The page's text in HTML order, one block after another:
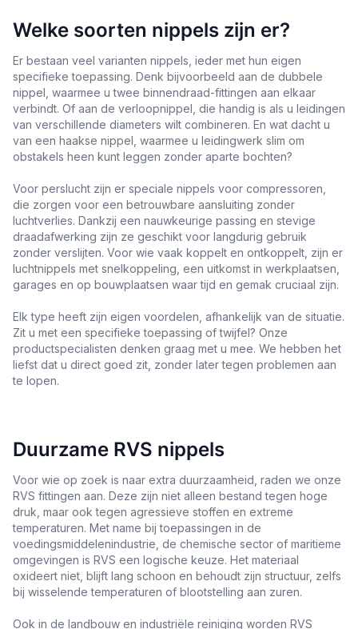
Welke soorten nippels zijn er?
Er bestaan veel varianten nippels, ieder met hun eigen
specifieke toepassing. Denk bijvoorbeeld aan de dubbele
nippel, waarmee u twee binnendraad-fittingen aan elkaar
verbindt. Of aan de verloopnippel, die handig is als u leidingen
van verschillende diameters wilt combineren. En wat dacht u
van een haakse nippel, waarmee u leidingwerk slim om
obstakels heen kunt leggen zonder aparte bochten?
Voor perslucht zijn er speciale nippels voor compressoren,
die zorgen voor een betrouwbare aansluiting zonder
luchtverlies. Dankzij een nauwkeurige passing en stevige
draadafwerking zijn ze geschikt voor langdurig gebruik
zonder verslijten. Voor wie vaak koppelt en ontkoppelt, zijn er
luchtnippels met snelkoppeling, een uitkomst in werkplaatsen,
garages en op bouwplaatsen waar tijd en gemak cruciaal zijn.
Elk type heeft zijn eigen voordelen, afhankelijk van de situatie.
Zit u met een specifieke toepassing of twijfel? Onze
productspecialisten denken graag met u mee. We hebben het
liefst dat u direct goed zit, zonder later tegen problemen aan
te lopen.
Duurzame RVS nippels
Voor wie op zoek is naar extra duurzaamheid, raden we onze
RVS fittingen aan. Deze zijn niet alleen bestand tegen hoge
druk, maar ook tegen agressieve stoffen en extreme
temperaturen. Met name bij toepassingen in de
voedingsmiddelenindustrie, de chemische sector of maritieme
omgevingen is RVS een logische keuze. Het materiaal
oxideert niet, blijft lang schoon en behoudt zijn structuur, zelfs
bij wisselende temperaturen of blootstelling aan zuren.
Ook in de landbouw en industriële reiniging worden RVS